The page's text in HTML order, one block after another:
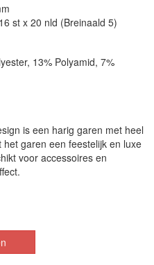
st x 20 nld (Breinaald 5)
13% Polyamid, 7%
is een harig garen met heel
garen een feestelijk en luxe
voor accessoires en